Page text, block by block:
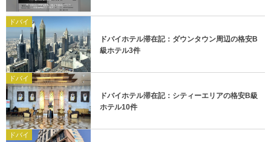
ドバイ
ドバイホテル滞在記：ダウンタウン周辺の格安B
級ホテル3件
ドバイ
ドバイホテル滞在記：シティーエリアの格安B級
ホテル10件
ドバイ